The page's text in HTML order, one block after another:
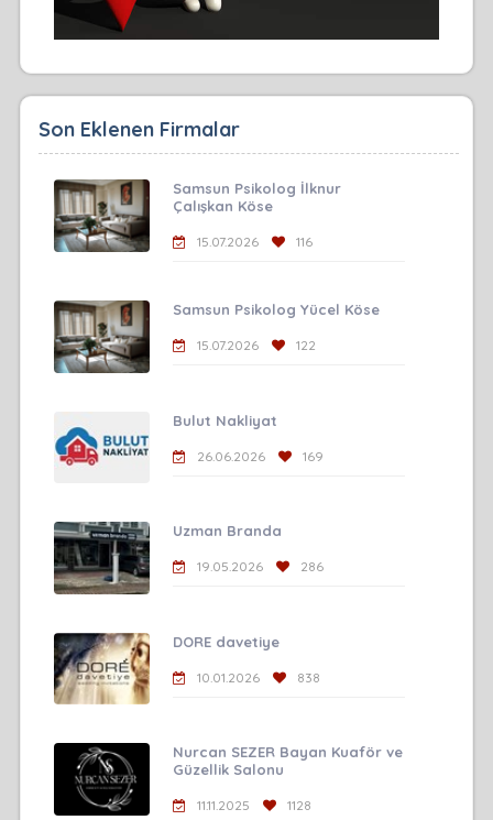
Son Eklenen Firmalar
Samsun Psikolog İlknur
Çalışkan Köse
15.07.2026 116
Samsun Psikolog Yücel Köse
15.07.2026 122
Bulut Nakliyat
26.06.2026 169
Uzman Branda
19.05.2026 286
DORE davetiye
10.01.2026 838
Nurcan SEZER Bayan Kuaför ve
Güzellik Salonu
11.11.2025 1128